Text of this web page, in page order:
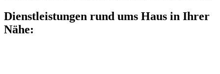
Dienstleistungen rund ums Haus in Ihrer
Nähe: